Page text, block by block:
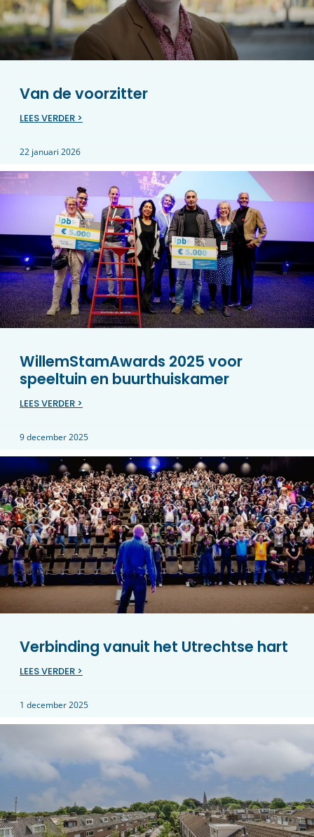
Van de voorzitter
LEES VERDER >
22 januari 2026
WillemStamAwards 2025 voor
speeltuin en buurthuiskamer
LEES VERDER >
9 december 2025
Verbinding vanuit het Utrechtse hart
LEES VERDER >
1 december 2025